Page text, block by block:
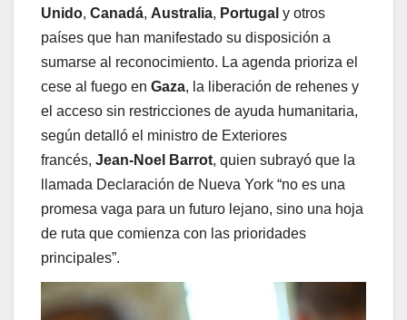
Unido, Canadá, Australia, Portugal y otros
países que han manifestado su disposición a
sumarse al reconocimiento. La agenda prioriza el
cese al fuego en Gaza, la liberación de rehenes y
el acceso sin restricciones de ayuda humanitaria,
según detalló el ministro de Exteriores
francés, Jean-Noel Barrot, quien subrayó que la
llamada Declaración de Nueva York “no es una
promesa vaga para un futuro lejano, sino una hoja
de ruta que comienza con las prioridades
principales”.